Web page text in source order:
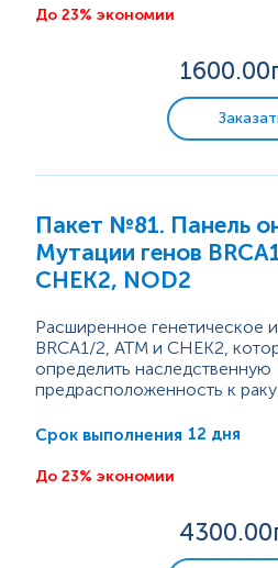
Пренатальная
беременности
Онкомаркеры
Генетические
Аутоиммунные заболевания
Онкология
Генетика питания
Заболевания желудочно-
Заболевания печени, желчевыводящих путей
Нарушение
прогностическое значение
гена, отвечающего за синтез
До 23% экономии
1600
Пакет №81. Панель
Мутации генов
CHEK2, NOD2
Расширенное генетическое
BRCA1/2, ATM и CHEK2,
определить наследственную
предрасположенность к
мужчин, а также
также в случае, если уже
железы). При выявлении
случае может быть...
Срок выполнения 12 дня
До 23% экономии
4300